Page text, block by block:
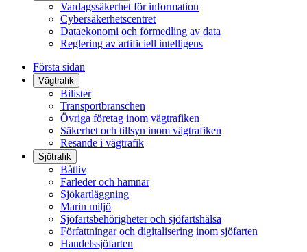
Vardagssäkerhet för information
Cybersäkerhetscentret
Dataekonomi och förmedling av data
Reglering av artificiell intelligens
Första sidan
Vägtrafik
Bilister
Transportbranschen
Övriga företag inom vägtrafiken
Säkerhet och tillsyn inom vägtrafiken
Resande i vägtrafik
Sjötrafik
Båtliv
Farleder och hamnar
Sjökartläggning
Marin miljö
Sjöfartsbehörigheter och sjöfartshälsa
Författningar och digitalisering inom sjöfarten
Handelssjöfarten